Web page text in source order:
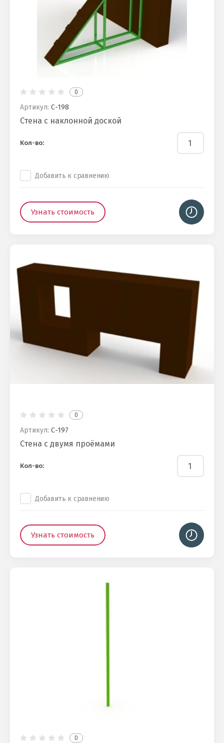
0
Артикул: С-198
Стена с наклонной доской
Кол-во:
Добавить к сравнению
Узнать стоимость
0
Артикул: С-197
Стена с двумя проёмами
Кол-во:
Добавить к сравнению
Узнать стоимость
0